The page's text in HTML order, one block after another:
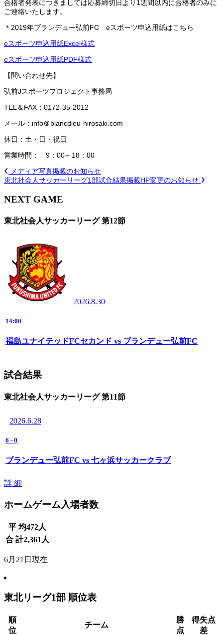
合格者発表につきましては応募締切日より1週間以内に合格者のみに
ご連絡いたします。
＊2019年ブランデュー弘前FC eスポーツ申込用紙はこちら
eスポーツ申込用紙Excel様式
eスポーツ申込用紙PDF様式
【問い合わせ先】
弘前Jスポーツプロジェクト事務局
TEL＆FAX：0172-35-2012
メール：info＠blancdieu-hirosaki. com
休日：土・日・祝日
営業時間： 9：00～18：00
メディア写真掲載のお知らせ
東北社会人サッカーリーグ1部試合結果掲載HP変更のお知らせ
NEXT GAME
東北社会人サッカーリーグ 第12節
2026.8.30
14:00
福島ユナイテッドFCセカンド vs ブランデュー弘前FC
試合結果
東北社会人サッカーリーグ 第11節
2026.6.28
6 - 0
ブランデュー弘前FC vs 七ヶ浜サッカークラブ
詳 細
ホームゲーム入場者数
平 均472人
合 計2,361 人
6月21日現在
東北リーグ1部 順位表
順
位
チーム
勝
点
得失点
差